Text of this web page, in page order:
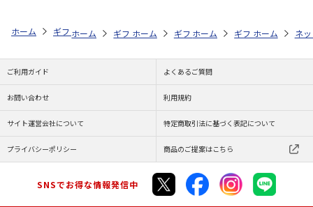
ホーム ギフトストア お中元・夏ギフト特集 2026 お菓子・スイーツ
ホーム ギフトストア お中元・夏ギフト特集 2026
ホーム ギフトストア お中元・夏ギフト
ホーム ギフトストア お
ホーム ネ
ご利用ガイド よくあるご質問
お問い合わせ 利用規約
サイト運営会社について 特定商取引法に基づく表記について
プライバシーポリシー 商品のご提案はこちら
SNSでお得な情報発信中